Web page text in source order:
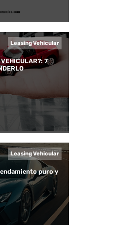
Leasing Vehicular
VEHICULAR?: 7
Leasing Vehicular
puro y